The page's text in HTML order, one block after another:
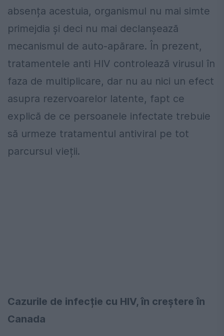
absența acestuia, organismul nu mai simte
primejdia și deci nu mai declanșează
mecanismul de auto-apărare. În prezent,
tratamentele anti HIV controlează virusul în
faza de multiplicare, dar nu au nici un efect
asupra rezervoarelor latente, fapt ce
explică de ce persoanele infectate trebuie
să urmeze tratamentul antiviral pe tot
parcursul vieții.
Cazurile de infecție cu HIV, în creștere în
Canada